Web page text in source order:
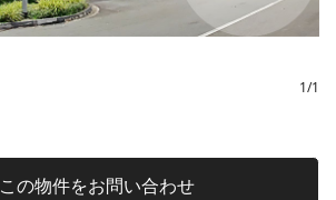
1/1
この物件をお問い合わせ